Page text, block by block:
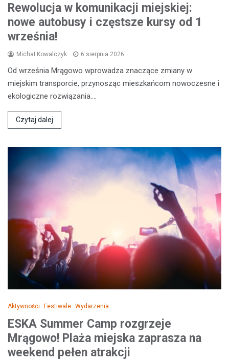
Rewolucja w komunikacji miejskiej:
nowe autobusy i częstsze kursy od 1
września!
Michał Kowalczyk 6 sierpnia 2026
Od września Mrągowo wprowadza znaczące zmiany w
miejskim transporcie, przynosząc mieszkańcom nowoczesne i
ekologiczne rozwiązania.…
Czytaj dalej
Aktywności Festiwale Wydarzenia
ESKA Summer Camp rozgrzeje
Mrągowo! Plaża miejska zaprasza na
weekend pełen atrakcji